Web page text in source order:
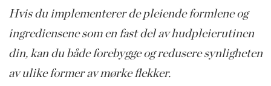
Hvis du implementerer de pleiende formlene og
ingrediensene som en fast del av hudpleierutinen
din, kan du både forebygge og redusere synligheten
av ulike former av mørke flekker.